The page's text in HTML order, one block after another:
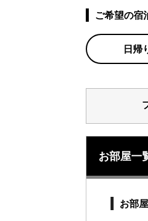
ご希望の宿
日帰
お部屋一
お部